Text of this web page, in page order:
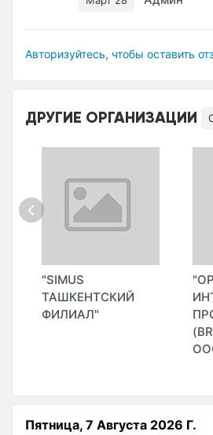
Авторизуйтесь, чтобы оставить
ДРУГИЕ ОРГАНИЗАЦИИ
"SIMUS
ТАШКЕНТСКИЙ
ФИЛИАЛ"
Пятница, 7 Августа 2026 Г.